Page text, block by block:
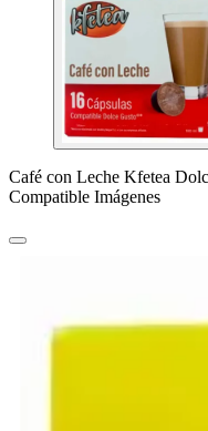
Café con Leche Kfetea
Compatible Imágenes